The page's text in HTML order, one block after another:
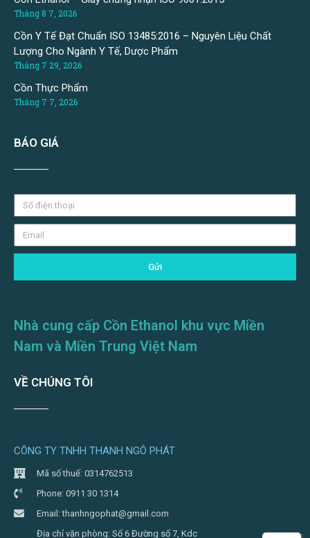
Tháng 8 7, 2026
Cồn Y Tế Đạt Chuẩn ISO 13485:2016 – Nguyên Liệu Chất
Lượng Cho Ngành Y Tế, Dược Phẩm
Tháng 7 29, 2026
Cồn Thực Phẩm
Tháng 7 7, 2026
BÁO GIÁ
Gửi
Nhà cung cấp Cồn Ethanol khu vực Miền
Nam và Miền Trung Việt Nam
VỀ CHÚNG TÔI
CÔNG TY TNHH THANH NGÔ PHÁT
Mã số thuế: 0314762513
Phone: 0911 30 1314
Email: thanhngophat@gmail.com
Địa chỉ văn phòng: Số 6 Đường số 7, Kdc